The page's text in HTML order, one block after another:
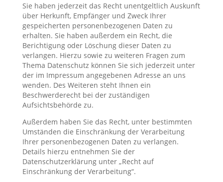
Sie haben jederzeit das Recht unentgeltlich Auskunft
über Herkunft, Empfänger und Zweck Ihrer
gespeicherten personenbezogenen Daten zu
erhalten. Sie haben außerdem ein Recht, die
Berichtigung oder Löschung dieser Daten zu
verlangen. Hierzu sowie zu weiteren Fragen zum
Thema Datenschutz können Sie sich jederzeit unter
der im Impressum angegebenen Adresse an uns
wenden. Des Weiteren steht Ihnen ein
Beschwerderecht bei der zuständigen
Aufsichtsbehörde zu.
Außerdem haben Sie das Recht, unter bestimmten
Umständen die Einschränkung der Verarbeitung
Ihrer personenbezogenen Daten zu verlangen.
Details hierzu entnehmen Sie der
Datenschutzerklärung unter „Recht auf
Einschränkung der Verarbeitung“.